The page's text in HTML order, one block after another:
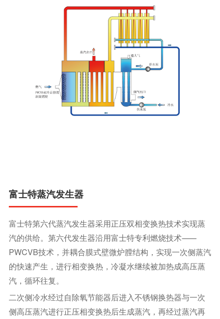
富士特蒸汽发生器
富士特第六代蒸汽发生器采用正压双相变换热技术实现蒸
汽的供给。第六代发生器沿用富士特专利燃烧技术⸺
PWCVB技术，并耦合膜式壁微炉膛结构，实现一次侧蒸汽
的快速产生，进行相变换热，冷凝水继续被加热成高压蒸
汽，循环往复。
二次侧冷水经过自除氧节能器后进入不锈钢换热器与一次
侧高压蒸汽进行正压相变换热后生成蒸汽，再经过蒸汽再